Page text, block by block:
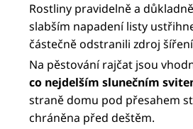
Rostliny pravidelně a
slabším napadení listy
částečně odstranili zdroj
Na pěstování rajčat jsou
co nejdelším slunečním
straně domu pod přesahem
chráněna před deštěm.